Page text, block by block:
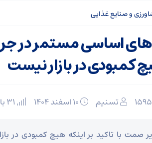
و صنایع غذایی
اساسی مستمر در
در بازار نیست
تسنیم
صمت با تاکید بر اینکه هیچ کمبودی در